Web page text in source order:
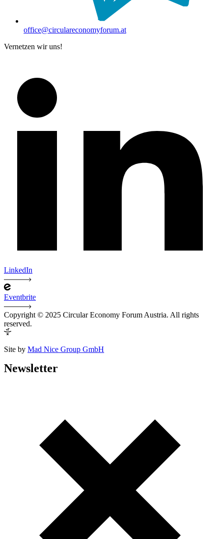
office@circulareconomyforum.at
Vernetzen wir uns!
LinkedIn
Eventbrite
Copyright © 2025 Circular Economy Forum Austria. All rights
reserved.
Site by Mad Nice Group GmbH
Newsletter